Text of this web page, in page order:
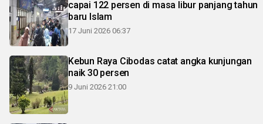
capai 122 persen di masa libur panjang tahun
baru Islam
17 Juni 2026 06:37
Kebun Raya Cibodas catat angka kunjungan
naik 30 persen
9 Juni 2026 21:00